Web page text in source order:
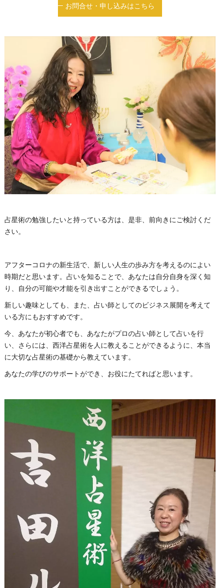
お問合せ・申し込みはこちら
占星術の勉強したいと持っている方は、是非、前向きにご検討くだ
さい。
アフターコロナの新生活で、新しい人生の歩み方を考えるのによい
時期だと思います。占いを知ることで、あなたは自分自身を深く知
り、自分の可能や才能を引き出すことができるでしょう。
新しい趣味としても、また、占い師としてのビジネス展開を考えて
いる方にもおすすめです。
今、あなたが初心者でも、あなたがプロの占い師として占いを行
い、さらには、西洋占星術を人に教えることができるように、本当
に大切な占星術の基礎から教えています。
あなたの学びのサポートができ、お役にたてればと思います。